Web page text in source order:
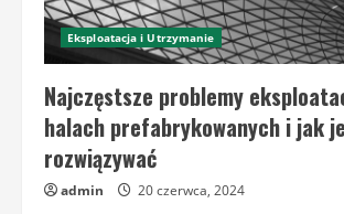
Eksploatacja i Utrzymanie
Najczęstsze problemy
halach prefabrykowanych i jak je
rozwiązywać
admin 20 czerwca, 2024